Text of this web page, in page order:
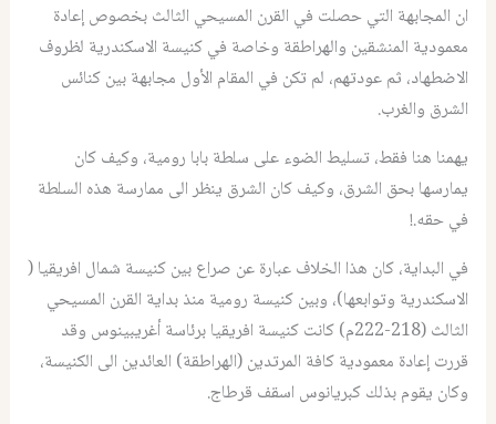
ان المجابهة التي حصلت في القرن المسيحي الثالث بخصوص إعادة
معمودية المنشقين والهراطقة وخاصة في كنيسة الاسكندرية لظروف
الاضطهاد، ثم عودتهم، لم تكن في المقام الأول مجابهة بين كنائس
الشرق والغرب.
يهمنا هنا فقط، تسليط الضوء على سلطة بابا رومية، وكيف كان
يمارسها بحق الشرق، وكيف كان الشرق ينظر الى ممارسة هذه السلطة
في حقه.!
في البداية، كان هذا الخلاف عبارة عن صراع بين كنيسة شمال افريقيا (
الاسكندرية وتوابعها)، وبين كنيسة رومية منذ بداية القرن المسيحي
الثالث (218-222م) كانت كنيسة افريقيا برئاسة أغريبينوس وقد
قررت إعادة معمودية كافة المرتدين (الهراطقة) العائدين الى الكنيسة،
وكان يقوم بذلك كبريانوس اسقف قرطاج.